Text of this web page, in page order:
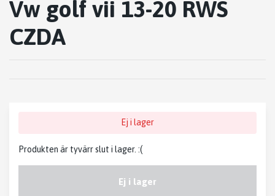
Vw golf vii 13-20 RWS
CZDA
Ej i lager
Produkten är tyvärr slut i lager. :(
Ej i lager